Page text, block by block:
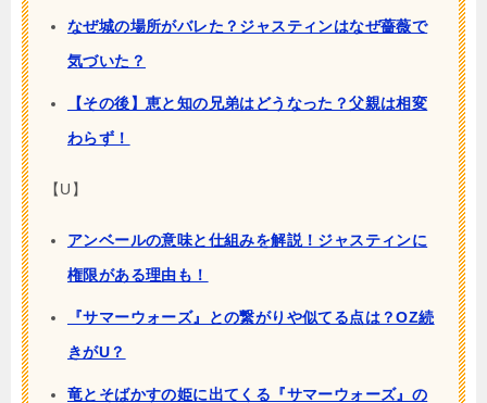
なぜ城の場所がバレた？ジャスティンはなぜ薔薇で
気づいた？
【その後】恵と知の兄弟はどうなった？父親は相変
わらず！
【U】
アンベールの意味と仕組みを解説！ジャスティンに
権限がある理由も！
『サマーウォーズ』との繋がりや似てる点は？OZ続
きがU？
竜とそばかすの姫に出てくる『サマーウォーズ』の